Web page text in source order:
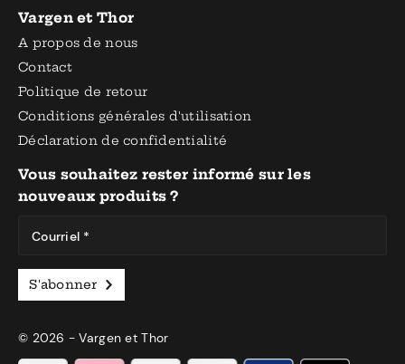
Vargen et Thor
A propos de nous
Contact
Politique de retour
Conditions générales d'utilisation
Déclaration de confidentialité
Vous souhaitez rester informé sur les
nouveaux produits ?
Courriel *
S'abonner
© 2026 - Vargen et Thor